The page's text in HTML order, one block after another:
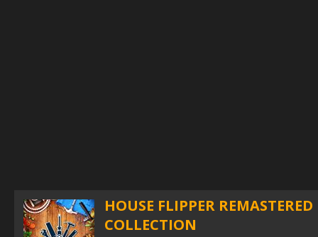
HOUSE FLIPPER REMASTERED
COLLECTION